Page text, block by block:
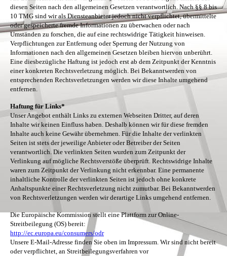
diesen Seiten nach den allgemeinen Gesetzen verantwortlich. Nach §§ 8 bis
10 TMG sind wir als Diensteanbieter jedoch nicht verpflichtet, übermittelte
oder gespeicherte fremde Informationen zu überwachen oder nach
Umständen zu forschen, die auf eine rechtswidrige Tätigkeit hinweisen.
Verpflichtungen zur Entfernung oder Sperrung der Nutzung von
Informationen nach den allgemeinen Gesetzen bleiben hiervon unberührt.
Eine diesbezügliche Haftung ist jedoch erst ab dem Zeitpunkt der Kenntnis
einer konkreten Rechtsverletzung möglich. Bei Bekanntwerden von
entsprechenden Rechtsverletzungen werden wir diese Inhalte umgehend
entfernen.
Haftung für Links*
Unser Angebot enthält Links zu externen Webseiten Dritter, auf deren
Inhalte wir keinen Einfluss haben. Deshalb können wir für diese fremden
Inhalte auch keine Gewähr übernehmen. Für die Inhalte der verlinkten
Seiten ist stets der jeweilige Anbieter oder Betreiber der Seiten
verantwortlich. Die verlinkten Seiten wurden zum Zeitpunkt der
Verlinkung auf mögliche Rechtsverstöße überprüft. Rechtswidrige Inhalte
waren zum Zeitpunkt der Verlinkung nicht erkennbar. Eine permanente
inhaltliche Kontrolle der verlinkten Seiten ist jedoch ohne konkrete
Anhaltspunkte einer Rechtsverletzung nicht zumutbar. Bei Bekanntwerden
von Rechtsverletzungen werden wir derartige Links umgehend entfernen.
Die Europäische Kommission stellt eine Plattform zur Online-
Streitbeilegung (OS) bereit:
http://ec.europa.eu/consumers/odr
Unsere E-Mail-Adresse finden Sie oben im Impressum. Wir sind nicht bereit
oder verpflichtet, an Streitbeilegungsverfahren vor